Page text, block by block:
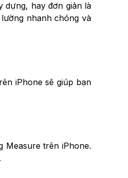
dựng, hay đơn giản là
nhanh chóng và
iPhone sẽ giúp bạn
Measure trên iPhone.